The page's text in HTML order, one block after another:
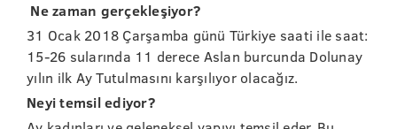
Ne zaman gerçekleşiyor?
31 Ocak 2018 Çarşamba günü Türkiye saati ile saat:
15-26 sularında 11 derece Aslan burcunda Dolunay
yılın ilk Ay Tutulmasını karşılıyor olacağız.
Neyi temsil ediyor?